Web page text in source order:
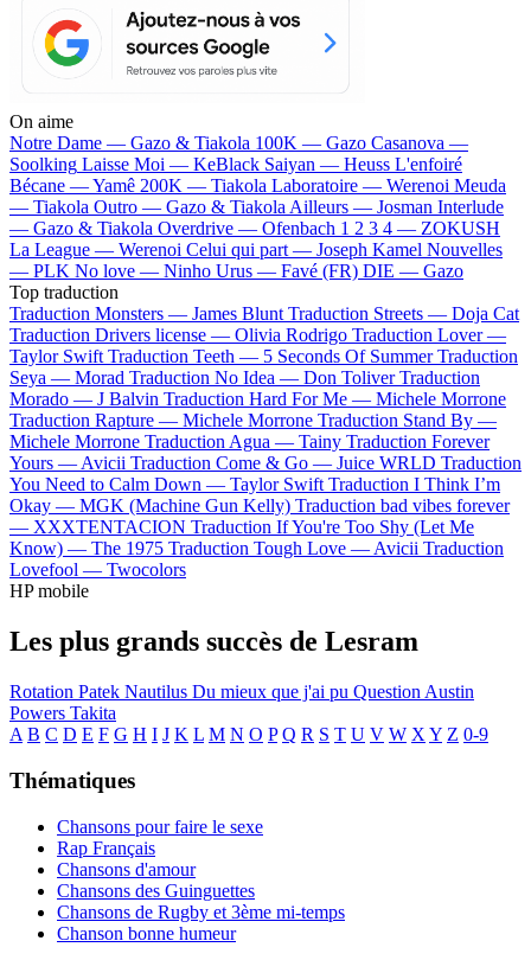
On aime
Notre Dame — Gazo & Tiakola 100K — Gazo Casanova —
Soolking Laisse Moi — KeBlack Saiyan — Heuss L'enfoiré
Bécane —Yamê 200K — Tiakola Laboratoire — Werenoi Meuda
— Tiakola Outro — Gazo & TiakolaAilleurs — Josman Interlude
— Gazo & Tiakola Overdrive — Ofenbach 1 2 3 4 — ZOKUSH
La League — Werenoi Celui qui part — Joseph Kamel Nouvelles
— PLK No love — Ninho Urus — Favé (FR) DIE — Gazo
Top traduction
Traduction Monsters — James Blunt Traduction Streets — Doja Cat
Traduction Drivers license — Olivia Rodrigo Traduction Lover —
Taylor Swift Traduction Teeth — 5 Seconds Of Summer Traduction
Seya — Morad Traduction No Idea — Don Toliver Traduction
Morado — J Balvin Traduction Hard For Me — Michele Morrone
Traduction Rapture — Michele Morrone Traduction Stand By —
Michele Morrone Traduction Agua — Tainy Traduction Forever
Yours —Avicii Traduction Come & Go — Juice WRLD Traduction
You Need to Calm Down — Taylor Swift Traduction I Think I’m
Okay — MGK (Machine Gun Kelly) Traduction bad vibes forever
— XXXTENTACION Traduction If You're Too Shy (Let Me
Know) — The 1975 Traduction Tough Love —Avicii Traduction
Lovefool — Twocolors
HP mobile
Les plus grands succès de Lesram
Rotation Patek Nautilus Du mieux que j'ai pu Question Austin
Powers Takita
A B C D E F G H I J K L M N O P Q R S T U V W X Y Z 0-9
Thématiques
Chansons pour faire le sexe
Rap Français
Chansons d'amour
Chansons des Guinguettes
Chansons de Rugby et 3ème mi-temps
Chanson bonne humeur